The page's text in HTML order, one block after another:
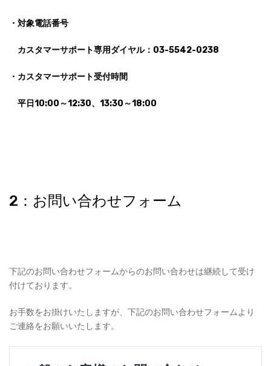
・対象電話番号
カスタマーサポート専用ダイヤル：03-5542-0238
・カスタマーサポート受付時間
平日10:00～12:30、13:30～18:00
2：お問い合わせフォーム
下記のお問い合わせフォームからのお問い合わせは継続して受け
付けております。
お手数をお掛けいたしますが、下記のお問い合わせフォームより
ご連絡をお願いいたします。